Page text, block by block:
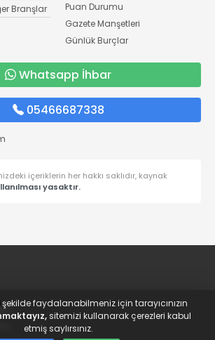
Branşlar
Puan Durumu
Gazete Manşetleri
Günlük Burçlar
Whatsapp İhbar
05466687338
içeriklerin her hakkı saklıdır, kaynak
yasaktır.
faydalanabilmeniz için tarayıcınızın
sitemizi kullanarak çerezleri kabul
etmiş saylırsınız.